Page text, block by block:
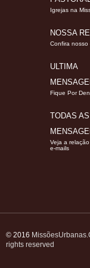
Igrejas na
NOSSA
Confira
ULTIMA
Fique Por
TODAS AS
Veja a
e-mails
© 2016
rights reserved